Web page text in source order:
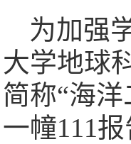
为加强
大学地球
简称“海
一幢111